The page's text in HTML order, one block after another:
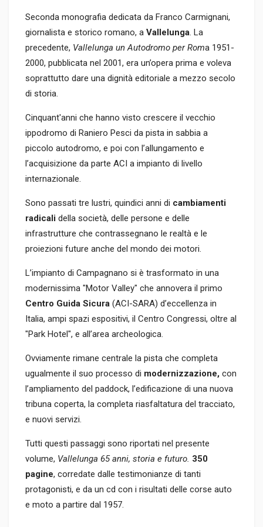
Seconda monografia dedicata da Franco Carmignani,
giornalista e storico romano, a Vallelunga. La
precedente, Vallelunga un Autodromo per Roma 1951-
2000, pubblicata nel 2001, era un’opera prima e voleva
soprattutto dare una dignità editoriale a mezzo secolo
di storia.
Cinquant'anni che hanno visto crescere il vecchio
ippodromo di Raniero Pesci da pista in sabbia a
piccolo autodromo, e poi con l’allungamento e
l’acquisizione da parte ACI a impianto di livello
internazionale.
Sono passati tre lustri, quindici anni di cambiamenti
radicali della società, delle persone e delle
infrastrutture che contrassegnano le realtà e le
proiezioni future anche del mondo dei motori.
L’impianto di Campagnano si è trasformato in una
modernissima "Motor Valley" che annovera il primo
Centro Guida Sicura (ACI-SARA) d’eccellenza in
Italia, ampi spazi espositivi, il Centro Congressi, oltre al
"Park Hotel", e all’area archeologica.
Ovviamente rimane centrale la pista che completa
ugualmente il suo processo di modernizzazione, con
l’ampliamento del paddock, l’edificazione di una nuova
tribuna coperta, la completa riasfaltatura del tracciato,
e nuovi servizi.
Tutti questi passaggi sono riportati nel presente
volume, Vallelunga 65 anni, storia e futuro. 350
pagine, corredate dalle testimonianze di tanti
protagonisti, e da un cd con i risultati delle corse auto
e moto a partire dal 1957.